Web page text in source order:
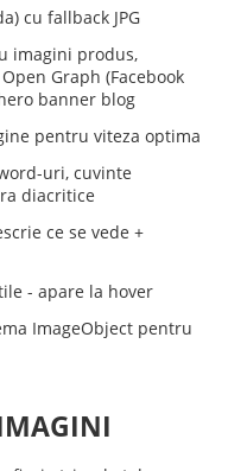
cu fallback JPG
imagini produs,
Graph (Facebook
banner blog
pentru viteza optima
uri, cuvinte
diacritice
ce se vede +
- apare la hover
ImageObject pentru